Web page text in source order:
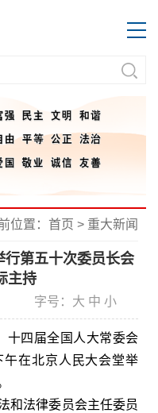
位置： 首页 > 重大新闻
行第五十次委员长会
主持
字号： 大 中 小
四届全国人大常委会
午在北京人民大会堂举
法律委员会主任委员